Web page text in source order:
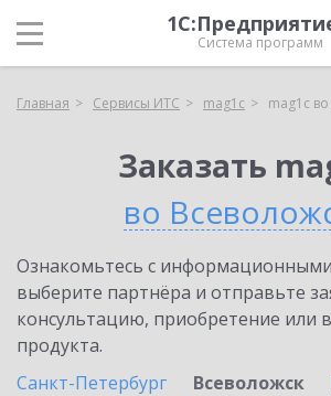
Система программ
Главная Сервисы ИТС mag1c mag1c
Заказать
во
Ознакомьтесь с
выберите партнёра и отправьте
консультацию, приобретение или
продукта.
Санкт-Петербург
Всеволожск